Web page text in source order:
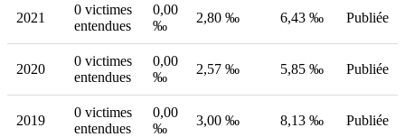
2021
0 victimes
entendues
0,00
‰
2,80 ‰ 6,43 ‰ Publiée
2020
0 victimes
entendues
0,00
‰
2,57 ‰ 5,85 ‰ Publiée
2019
0 victimes
entendues
0,00
‰
3,00 ‰ 8,13 ‰ Publiée